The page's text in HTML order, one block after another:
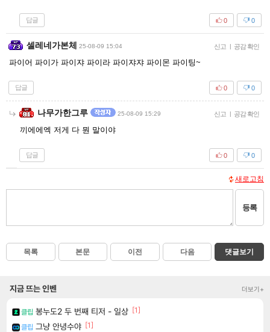
답글 0
0
셀레네가본체 25-08-09 15:04 신고 | 공감 확인
파이어 파이가 파이쟈 파이라 파이쟈쟈 파이몬 파이팅~
답글 0
0
나무가한그루 25-08-09 15:29 신고 | 공감 확인
끼에에엑 저게 다 뭔 말이야
답글 0
0
새로고침
등록
목록 본문 이전 다음 댓글보기
지금 뜨는 인벤 더보기+
클립 봉누도2 두 번째 티저 - 일상 [1]
클립 그냥 안녕수야 [1]